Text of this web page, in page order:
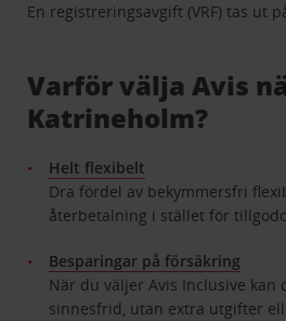
En registreringsavgift (VRF) tas ut
Varför välja Avis
Katrineholm?
Helt flexibelt
Dra fördel av bekymmersfri
återbetalning i stället för
Besparingar på försäkring
När du väljer Avis Inclusive kan
sinnesfrid, utan extra utgifter